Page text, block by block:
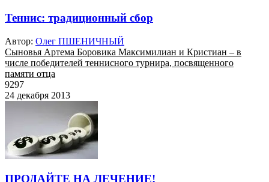
Теннис: традиционный сбор
Автор: Олег ПШЕНИЧНЫЙ
Сыновья Артема Боровика Максимилиан и Кристиан – в
числе победителей теннисного турнира, посвященного
памяти отца
9297
24 декабря 2013
ПРОДАЙТЕ НА ЛЕЧЕНИЕ!